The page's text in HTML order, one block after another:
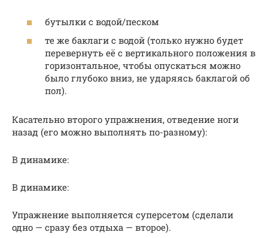
бутылки с водой/песком
те же баклаги с водой (только нужно будет
перевернуть её с вертикального положения в
горизонтальное, чтобы опускаться можно
было глубоко вниз, не ударяясь баклагой об
пол).
Касательно второго упражнения, отведение ноги
назад (его можно выполнять по-разному):
В динамике:
В динамике:
Упражнение выполняется суперсетом (сделали
одно — сразу без отдыха — второе).